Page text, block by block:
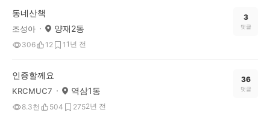
동네산책
조성아 양재2동
306 12 1 1년 전
3
댓글
인증할께요
KRCMUC7 역삼1동
8.3천 504 2752년 전
36
댓글